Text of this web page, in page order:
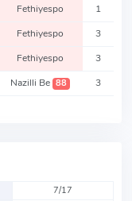
Fethiyespo 1
Fethiyespo 3
Fethiyespo 3
Nazilli Be 88 3
7/17